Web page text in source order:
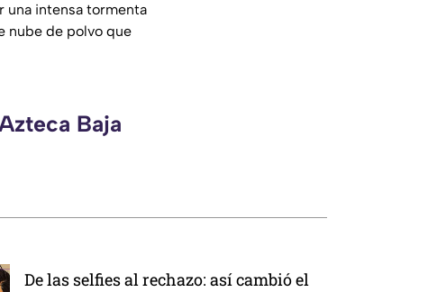
una intensa tormenta
nube de polvo que
Baja
De las selfies al rechazo: así cambió el